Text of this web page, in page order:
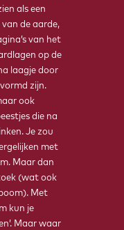
beter te
hoek kijken.
als een
de aarde,
van het
op de
laagje door
zijn.
ook
die na
Je zou
met
Maar dan
(wat ook
Met
kun je
Maar waar